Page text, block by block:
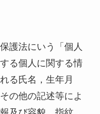
護法にいう「個人
る個人に関する情
る氏名，生年月
の他の記述等によ